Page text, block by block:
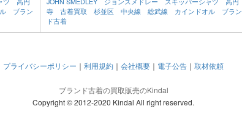
ブラン
寺 古着買取 杉並区 中央線 総武線 カインドオル ブラン
ド古着
プライバシーポリシー ｜ 利用規約 ｜ 会社概要 ｜ 電子公告 ｜ 取材依頼
ブランド古着の買取販売のKindal
Copyright © 2012-2020 Kindal All right reserved.